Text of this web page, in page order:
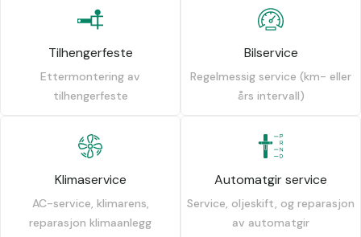
Tilhengerfeste
Ettermontering av
tilhengerfeste
Bilservice
Regelmessig service (km- eller
års intervall)
Klimaservice
AC-service, klimarens,
reparasjon klimaanlegg
Automatgir service
Service, oljeskift, og reparasjon
av automatgir